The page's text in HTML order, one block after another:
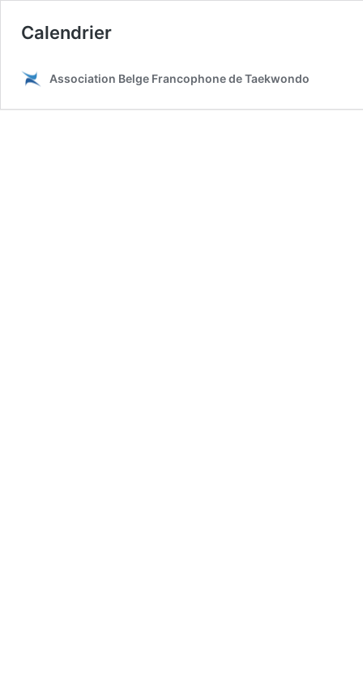
Calendrier
Association Belge Francophone de Taekwondo